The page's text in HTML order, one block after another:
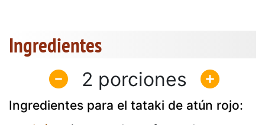
Ingredientes
2
Ingredientes para el tataki de atún rojo: